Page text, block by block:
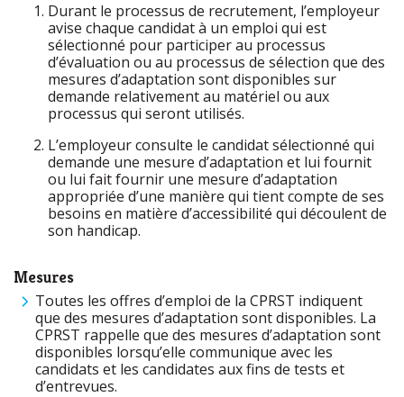
Durant le processus de recrutement, l’employeur
avise chaque candidat à un emploi qui est
sélectionné pour participer au processus
d’évaluation ou au processus de sélection que des
mesures d’adaptation sont disponibles sur
demande relativement au matériel ou aux
processus qui seront utilisés.
L’employeur consulte le candidat sélectionné qui
demande une mesure d’adaptation et lui fournit
ou lui fait fournir une mesure d’adaptation
appropriée d’une manière qui tient compte de ses
besoins en matière d’accessibilité qui découlent de
son handicap.
Mesures
Toutes les offres d’emploi de la CPRST indiquent
que des mesures d’adaptation sont disponibles. La
CPRST rappelle que des mesures d’adaptation sont
disponibles lorsqu’elle communique avec les
candidats et les candidates aux fins de tests et
d’entrevues.